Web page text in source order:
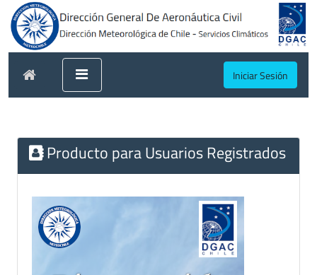
Iniciar Sesión
Producto para Usuarios Registrados